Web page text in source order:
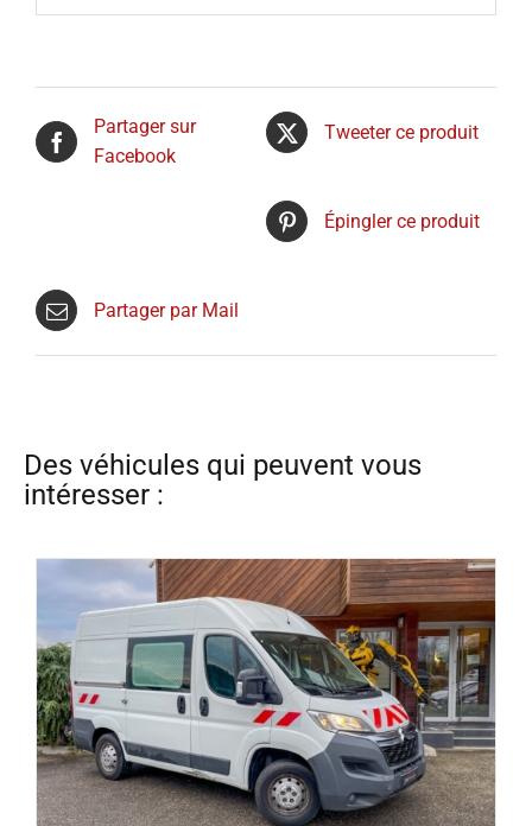
Partager sur
Facebook
Tweeter ce produit
Épingler ce produit
Partager par Mail